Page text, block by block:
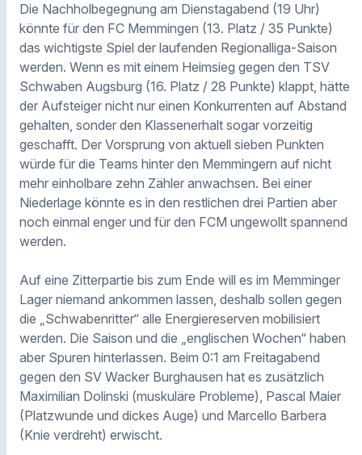
Die Nachholbegegnung am Dienstagabend (19 Uhr)
könnte für den FC Memmingen (13. Platz / 35 Punkte)
das wichtigste Spiel der laufenden Regionalliga-Saison
werden. Wenn es mit einem Heimsieg gegen den TSV
Schwaben Augsburg (16. Platz / 28 Punkte) klappt, hätte
der Aufsteiger nicht nur einen Konkurrenten auf Abstand
gehalten, sonder den Klassenerhalt sogar vorzeitig
geschafft. Der Vorsprung von aktuell sieben Punkten
würde für die Teams hinter den Memmingern auf nicht
mehr einholbare zehn Zähler anwachsen. Bei einer
Niederlage könnte es in den restlichen drei Partien aber
noch einmal enger und für den FCM ungewollt spannend
werden.
Auf eine Zitterpartie bis zum Ende will es im Memminger
Lager niemand ankommen lassen, deshalb sollen gegen
die „Schwabenritter“ alle Energiereserven mobilisiert
werden. Die Saison und die „englischen Wochen“ haben
aber Spuren hinterlassen. Beim 0:1 am Freitagabend
gegen den SV Wacker Burghausen hat es zusätzlich
Maximilian Dolinski (muskuläre Probleme), Pascal Maier
(Platzwunde und dickes Auge) und Marcello Barbera
(Knie verdreht) erwischt.